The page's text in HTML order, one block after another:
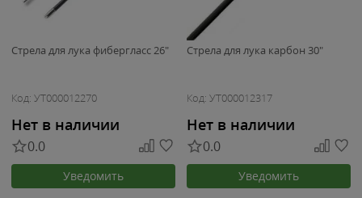
Стрела для лука фибергласс 26"
Код: УТ000012270
Нет в наличии
0.0
Уведомить
Стрела для лука карбон 30"
Код: УТ000012317
Нет в наличии
0.0
Уведомить